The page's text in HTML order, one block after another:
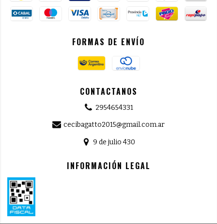
FORMAS DE ENVÍO
CONTACTANOS
2954654331
cecibagatto2015@gmail.com.ar
9 de julio 430
INFORMACIÓN LEGAL